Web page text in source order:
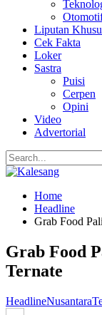
Liputan
Cek Fakta
Loker
Sastra
Puisi
Cerpen
Opini
Video
Advertorial
Home
Headline
Grab Food
Grab Food
Ternate
HeadlineNusantara